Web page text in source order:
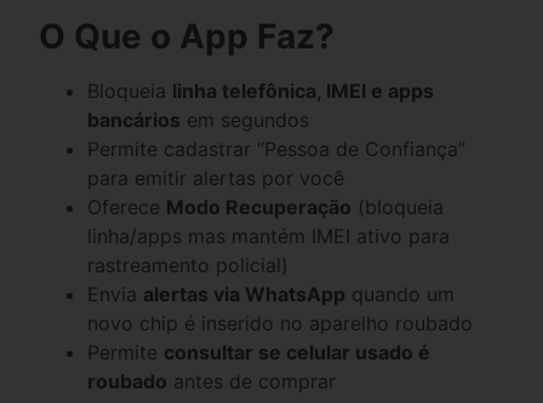
O Que o App Faz?
Bloqueia linha telefônica, IMEI e apps
bancários em segundos
Permite cadastrar “Pessoa de Confiança”
para emitir alertas por você
Oferece Modo Recuperação (bloqueia
linha/apps mas mantém IMEI ativo para
rastreamento policial)
Envia alertas via WhatsApp quando um
novo chip é inserido no aparelho roubado
Permite consultar se celular usado é
roubado antes de comprar